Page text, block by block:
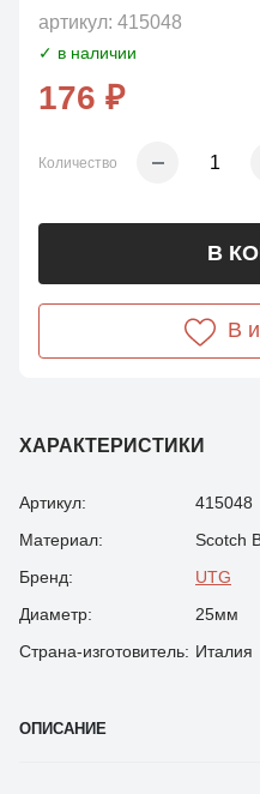
ХАРАКТЕРИСТИКИ
Артикул:
415048
Материал:
Scotch
Бренд:
UTG
Диаметр:
25мм
Страна-изготовитель: Италия
артикул: 415048
✓ в наличии
176 ₽
Количество
В
В
ОПИСАНИЕ